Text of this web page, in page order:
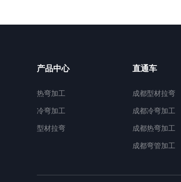
产品中心
热弯加工
冷弯加工
型材拉弯
直通车
成都型材拉弯
成都冷弯加工
成都热弯加工
成都弯管加工